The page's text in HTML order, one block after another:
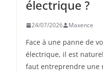
électrique ?
24/07/2026 Maxence
Face à une panne de
électrique, il est
faut entreprendre une